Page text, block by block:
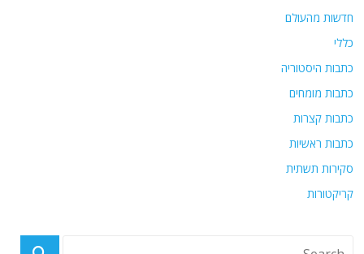
חדשות מהעולם
כללי
כתבות היסטוריה
כתבות מומחים
כתבות קצרות
כתבות ראשיות
סקירות תשתית
קריקטורות